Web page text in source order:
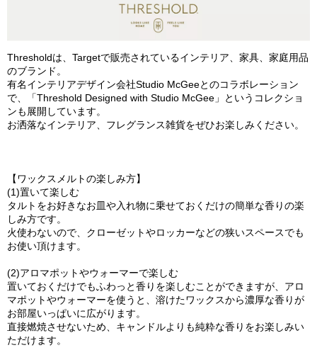
Thresholdは、Targetで販売されているインテリア、家具、家庭用品
のブランド。
有名インテリアデザイン会社Studio McGeeとのコラボレーション
で、「Threshold Designed with Studio McGee」というコレクショ
ンも展開しています。
お洒落なインテリア、フレグランス雑貨をぜひお楽しみください。
【ワックスメルトの楽しみ方】
(1)置いて楽しむ
タルトをお好きなお皿や入れ物に乗せておくだけの簡単な香りの楽
しみ方です。
火使わないので、クローゼットやロッカーなどの狭いスペースでも
お使い頂けます。
(2)アロマポットやウォーマーで楽しむ
置いておくだけでもふわっと香りを楽しむことができますが、アロ
マポットやウォーマーを使うと、溶けたワックスから濃厚な香りが
お部屋いっぱいに広がります。
直接燃焼させないため、キャンドルよりも純粋な香りをお楽しみい
ただけます。